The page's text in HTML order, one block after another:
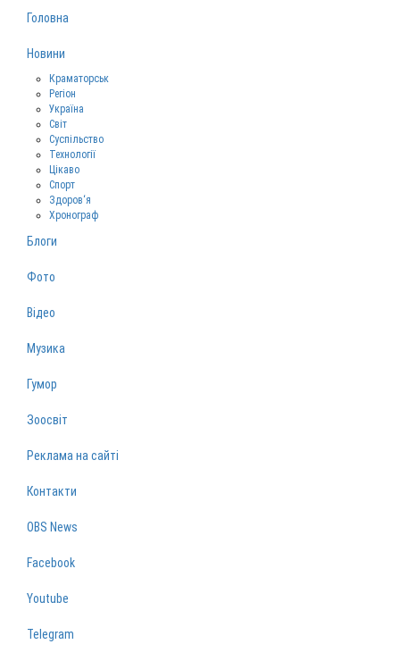
Головна
Новини
Краматорськ
Регіон
Україна
Світ
Суспільство
Технології
Цікаво
Спорт
Здоров‘я
Хронограф
Блоги
Фото
Відео
Музика
Гумор
Зоосвіт
Реклама на сайті
Контакти
OBS News
Facebook
Youtube
Telegram